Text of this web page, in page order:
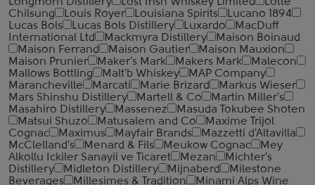
Chilsung
Louis Royer Louisiana Spirits
Lucano 1894
Lucas Bols
Lucas Bols Distillery Luxardo
MacDuff
International Ltd
Mackmyra Distillery
Maison Boinaud
Maison Ferrand
Maison Gautier
Maison Mauxion
Maison Prunier
Maker's Mark Makers Mark
Malecon
Mallows Bottling
Malt'b Whiskey
MAP Company
Marancheville
Marcati Marie Brizard
Markus Wieser
Mars Shinshu Distillery
Martell & Co
Martin Miller's
Masahiro Distillery
Massenez
Masuda Tokubee Shoten
Matsui Shuzo
Matusalem and Co
Maxime Trijol
Cognac
Maximus Mayfair Brands
Mazzetti d'Altavilla
McClelland's
Menard & Fils Meukow Cognac
Mey
Alkollu Ickiler Sanayii ve Ticaret
Mezan
Michter's
Distillery
Midleton Distillery Mijnaberd
Milestone
Beverages
Millesimes & Tradition
Minami Alps Wine